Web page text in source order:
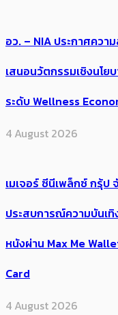
อว. – NIA ประกาศควา
เสนอนวัตกรรมเชิงนโ
ระดับ Wellness
4 August 2026
เมเจอร์ ซีนีเพล็กซ์ กรุ้ป
ประสบการณ์ความบันเทิ
หนังผ่าน Max Me
Card
4 August 2026